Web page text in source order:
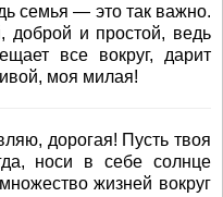
семья — это так важно.
доброй и простой, ведь
все вокруг, дарит
моя милая!
дорогая! Пусть твоя
носи в себе солнце
жизней вокруг